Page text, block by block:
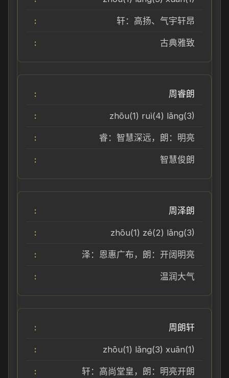
轩：高扬、气宇轩昂
古典雅致
周睿朗
zhōu(1) ruì(4) lǎng(3)
睿：智慧深远，朗：明亮
智慧俊朗
周泽朗
zhōu(1) zé(2) lǎng(3)
泽：恩惠广布，朗：开阔明亮
温润大气
周朗轩
zhōu(1) lǎng(3) xuān(1)
轩：高尚堂皇，朗：明亮开朗